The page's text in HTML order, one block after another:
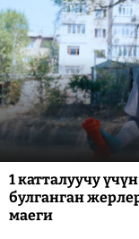
1 катталуучу
булганган
маеги